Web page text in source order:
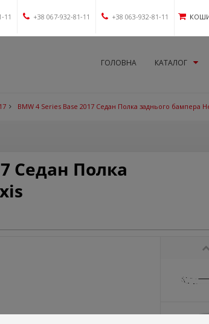
11 +38 067-932-81-11 +38 063-932-81-11
ГОЛОВНА КАТАЛОГ
BMW 4 Series Base 2017 Седан Полка заднього бампера
Седан Полка